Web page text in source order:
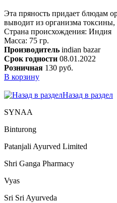
Эта пряность придает блюдам
выводит из организма токсины,
Страна происхождения: Индия
Масса: 75 гр.
Производитель indian bazar
Срок годности 08.01.2022
Розничная 130 руб.
В корзину
Назад в раздел
SYNAA
Binturong
Patanjali Ayurved Limited
Shri Ganga Pharmacy
Vyas
Sri Sri Ayurveda